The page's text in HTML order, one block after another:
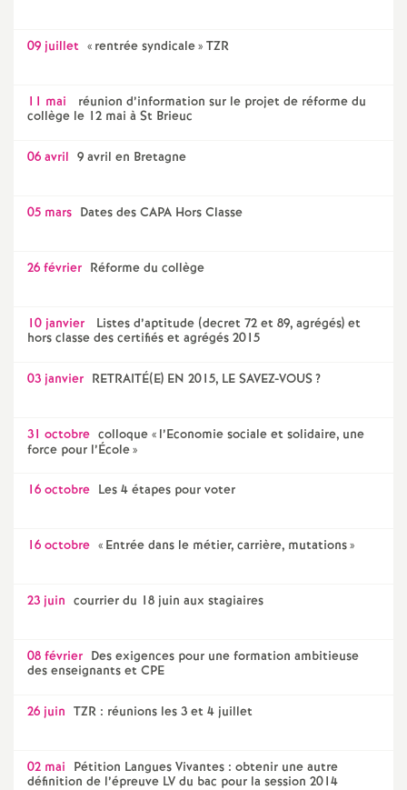
é
r
s
T
o
s
09 juillet « rentrée syndicale» TZR
11 mai
réunion d’information sur le projet de réforme du
collège le 12 mai à St Brieuc
06 avril 9 avril en Bretagne
05 mars Dates des CAPA Hors Classe
26 février Réforme du collège
10 janvier
Listes d’aptitude (decret 72 et 89, agrégés) et
hors classe des certifiés et agrégés 2015
03 janvier RETRAITÉ(E) EN 2015, LE SAVEZ-VOUS?
31 octobre colloque « l’Economie sociale et solidaire, une
force pour l’École»
16 octobre Les 4 étapes pour voter
16 octobre « Entrée dans le métier, carrière, mutations»
23 juin courrier du 18 juin aux stagiaires
08 février Des exigences pour une formation ambitieuse
des enseignants et CPE
26 juin TZR : réunions les 3 et 4 juillet
02 mai Pétition Langues Vivantes : obtenir une autre
définition de l’épreuve LV du bac pour la session 2014